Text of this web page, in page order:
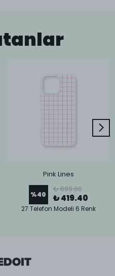
Pink Lines
%40
₺ 699.00
₺ 419.40
27 Telefon Modeli 6 Renk